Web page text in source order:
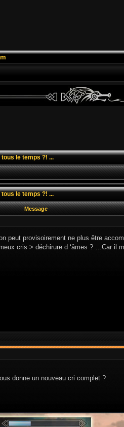
le temps ?! ...
le temps ?! ...
Message
peut provisoirement ne plus être
cris > déchirure d ‘âmes ? …Car il
donne un nouveau cri complet ?